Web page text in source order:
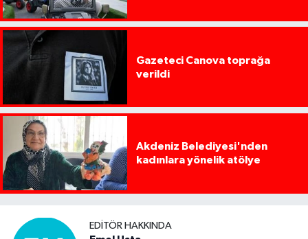
Gazeteci Canova toprağa
verildi
Akdeniz Belediyesi'nden
kadınlara yönelik atölye
EDITÖR HAKKINDA